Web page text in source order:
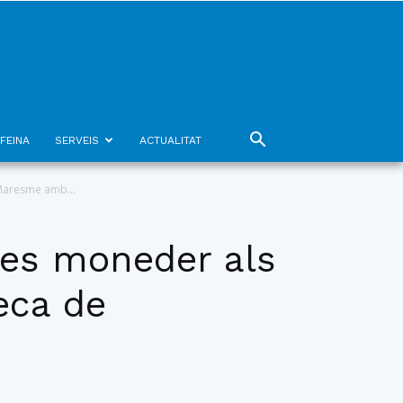
SERVEIS ACTUALITAT
amb...
moneder als
de